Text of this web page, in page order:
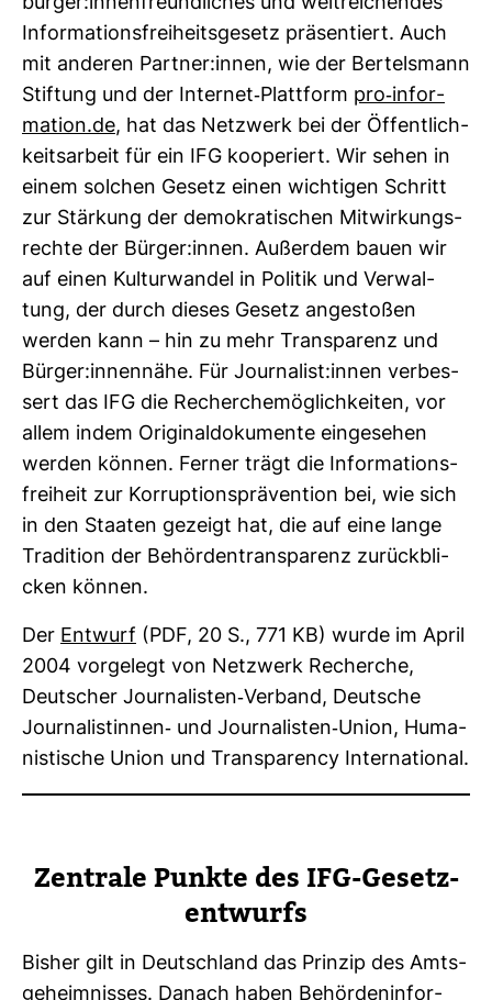
Infor­ma­ti­ons­frei­heits­ge­setz prä­sen­tiert. Auch
mit anderen Partner:innen, wie der Ber­tels­mann
Stif­tung und der Internet-​Platt­form pro-​infor­
ma­tion.de, hat das Netz­werk bei der Öffent­lich­
keits­ar­beit für ein IFG koope­riert. Wir sehen in
einem sol­chen Gesetz einen wich­tigen Schritt
zur Stär­kung der demo­kra­ti­schen Mit­wir­kungs­
rechte der Bürger:innen. Außerdem bauen wir
auf einen Kul­tur­wandel in Politik und Ver­wal­
tung, der durch dieses Gesetz ange­stoßen
werden kann – hin zu mehr Trans­pa­renz und
Bürger:innen­nähe. Für Jour­na­list:innen ver­bes­
sert das IFG die Recher­che­mög­lich­keiten, vor
allem indem Ori­gi­nal­do­ku­mente ein­ge­sehen
werden können. Ferner trägt die Infor­ma­ti­ons­
frei­heit zur Kor­rup­ti­ons­prä­ven­tion bei, wie sich
in den Staaten gezeigt hat, die auf eine lange
Tra­di­tion der Behör­den­trans­pa­renz zurück­bli­
cken können.
Der Ent­wurf (PDF, 20 S., 771 KB) wurde im April
2004 vor­ge­legt von Netz­werk Recherche,
Deut­scher Jour­na­listen-​Ver­band, Deut­sche
Jour­na­lis­tinnen-​ und Jour­na­listen-​Union, Huma­
nis­ti­sche Union und Trans­pa­rency Inter­na­tional.
Zen­trale Punkte des IFG-​Gesetz­
ent­wurfs
Bisher gilt in Deutsch­land das Prinzip des Amts­
ge­heim­nisses. Danach haben Behör­den­in­for­